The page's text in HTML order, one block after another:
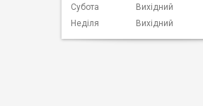
Субота
Вихідний
Неділя
Вихідний